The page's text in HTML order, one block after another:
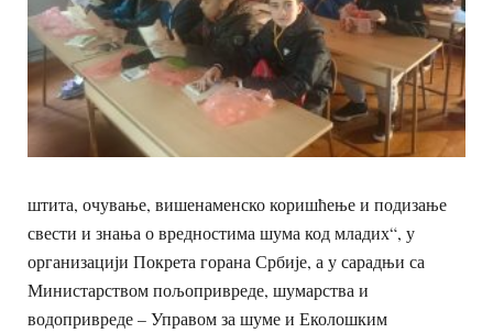
штита, очување, вишенаменско коришћење и подизање
свести и знања о вредностима шума код младих“, у
организацији Покрета горана Србије, а у сарадњи са
Министарством пољопривреде, шумарства и
водопривреде – Управом за шуме и Еколошким